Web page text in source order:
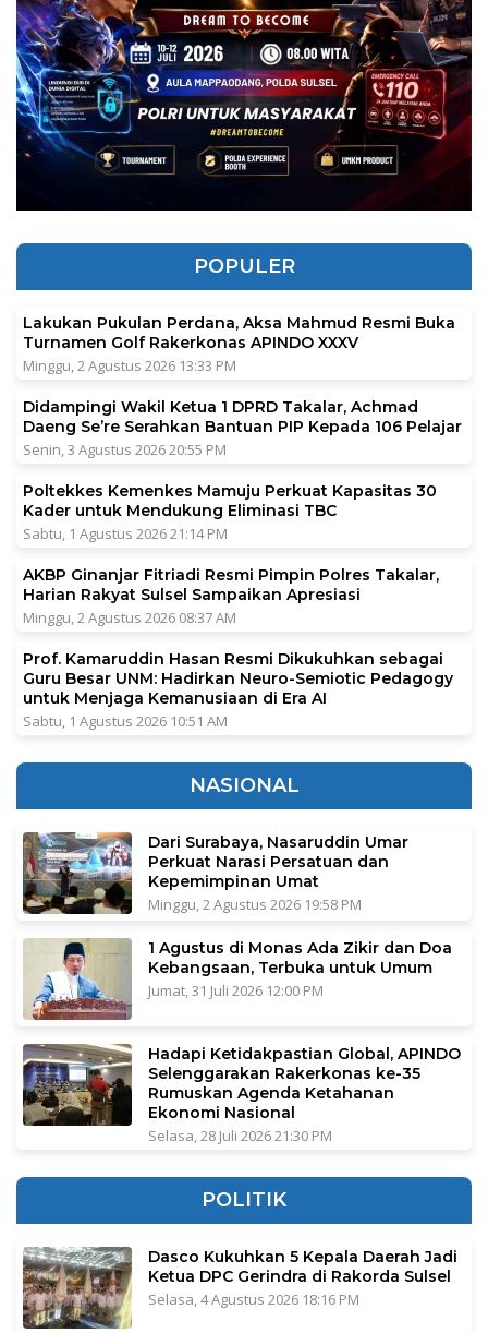
POPULER
Lakukan Pukulan Perdana, Aksa Mahmud Resmi Buka
Turnamen Golf Rakerkonas APINDO XXXV
Minggu, 2 Agustus 2026 13:33 PM
Didampingi Wakil Ketua 1 DPRD Takalar, Achmad
Daeng Se’re Serahkan Bantuan PIP Kepada 106 Pelajar
Senin, 3 Agustus 2026 20:55 PM
Poltekkes Kemenkes Mamuju Perkuat Kapasitas 30
Kader untuk Mendukung Eliminasi TBC
Sabtu, 1 Agustus 2026 21:14 PM
AKBP Ginanjar Fitriadi Resmi Pimpin Polres Takalar,
Harian Rakyat Sulsel Sampaikan Apresiasi
Minggu, 2 Agustus 2026 08:37 AM
Prof. Kamaruddin Hasan Resmi Dikukuhkan sebagai
Guru Besar UNM: Hadirkan Neuro-Semiotic Pedagogy
untuk Menjaga Kemanusiaan di Era AI
Sabtu, 1 Agustus 2026 10:51 AM
NASIONAL
Dari Surabaya, Nasaruddin Umar
Perkuat Narasi Persatuan dan
Kepemimpinan Umat
Minggu, 2 Agustus 2026 19:58 PM
1 Agustus di Monas Ada Zikir dan Doa
Kebangsaan, Terbuka untuk Umum
Jumat, 31 Juli 2026 12:00 PM
Hadapi Ketidakpastian Global, APINDO
Selenggarakan Rakerkonas ke-35
Rumuskan Agenda Ketahanan
Ekonomi Nasional
Selasa, 28 Juli 2026 21:30 PM
POLITIK
Dasco Kukuhkan 5 Kepala Daerah Jadi
Ketua DPC Gerindra di Rakorda Sulsel
Selasa, 4 Agustus 2026 18:16 PM